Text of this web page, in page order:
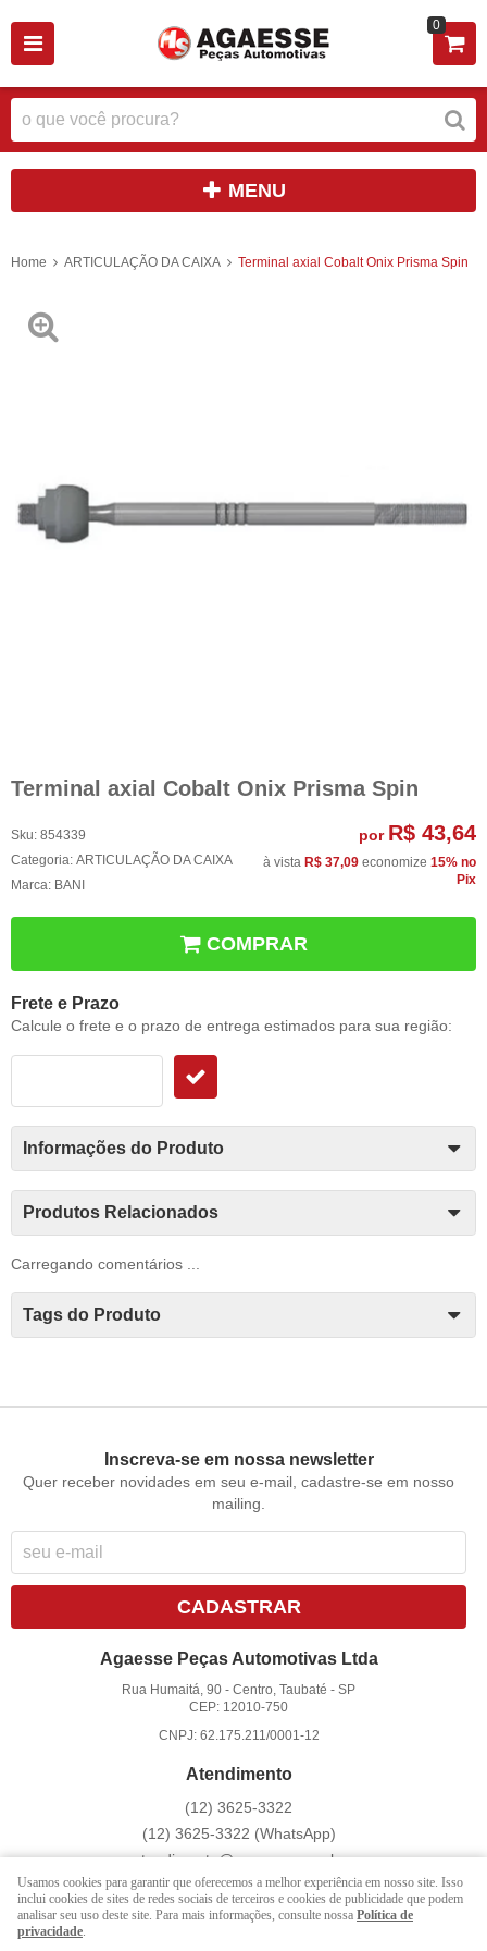
0
MENU
Home ARTICULAÇÃO DA CAIXA Terminal axial Cobalt Onix Prisma Spin
Terminal axial Cobalt Onix Prisma Spin
Sku: 854339
Categoria: ARTICULAÇÃO DA CAIXA
Marca: BANI
por R$ 43,64
à vista R$ 37,09 economize 15% no
Pix
COMPRAR
Frete e Prazo
Calcule o frete e o prazo de entrega estimados para sua região:
Informações do Produto
Produtos Relacionados
Carregando comentários ...
Tags do Produto
Inscreva-se em nossa newsletter
Quer receber novidades em seu e-mail, cadastre-se em nosso
mailing.
CADASTRAR
Agaesse Peças Automotivas Ltda
Rua Humaitá, 90 -Centro, Taubaté -SP
CEP: 12010-750
CNPJ: 62.175.211/0001-12
Atendimento
(12) 3625-3322
(12) 3625-3322 (WhatsApp)
atendimento@agaesse.com.br
LOJA VIRTUAL CRIADA POR
Usamos cookies para garantir que oferecemos a melhor experiência em nosso site. Isso
inclui cookies de sites de redes sociais de terceiros e cookies de publicidade que podem
analisar seu uso deste site. Para mais informações, consulte nossa Política de
privacidade.